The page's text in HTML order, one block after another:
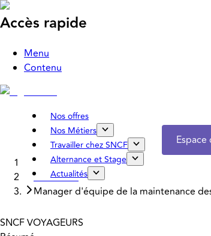
Accès rapide
Menu
Contenu
Nos offres
Nos Métiers
Travailler chez SNCF
Alternance et Stage
Actualités
Accueil
Nos offres
Manager d'équipe de la maintenance
SNCF VOYAGEURS